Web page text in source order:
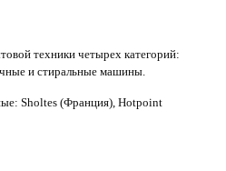
техники четырех категорий:
и стиральные машины.
Sholtes (Франция), Hotpoint